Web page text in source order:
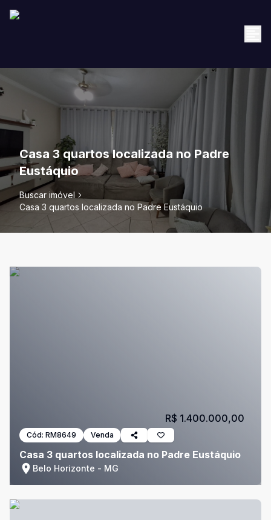
Casa 3 quartos localizada no Padre
Eustáquio
Buscar imóvel
Casa 3 quartos localizada no Padre Eustáquio
Cód: RM8649 Venda
Casa 3 quartos localizada no Padre Eustáquio
Belo Horizonte - MG
R$ 1.400.000,00